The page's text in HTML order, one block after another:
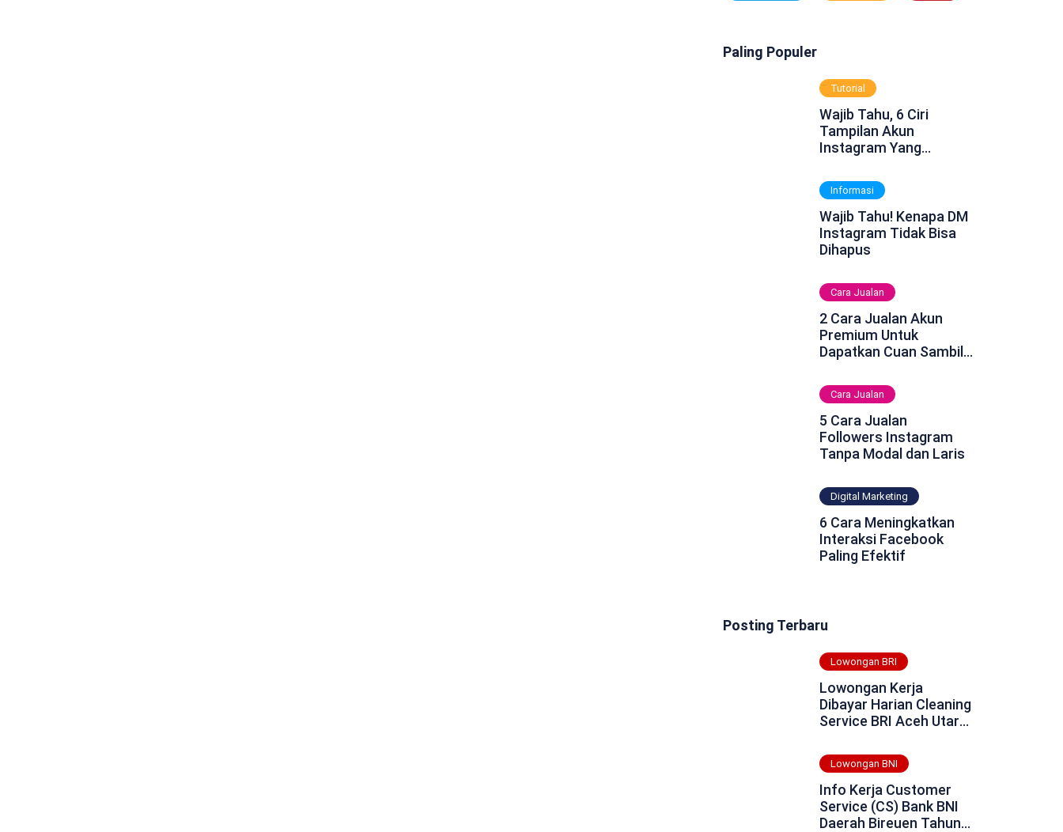
Paling Populer
Tutorial
Wajib Tahu, 6 Ciri
Tampilan Akun
Instagram Yang
Informasi
Wajib Tahu! Kenapa DM
Instagram Tidak Bisa
Dihapus
Cara Jualan
2 Cara Jualan Akun
Premium Untuk
Dapatkan Cuan Sambil
Cara Jualan
5 Cara Jualan
Followers Instagram
Tanpa Modal dan Laris
Digital Marketing
6 Cara Meningkatkan
Interaksi Facebook
Paling Efektif
Posting Terbaru
Lowongan BRI
Lowongan Kerja
Dibayar Harian Cleaning
Service BRI Aceh Utara
Lowongan BNI
Info Kerja Customer
Service (CS) Bank BNI
Daerah Bireuen Tahun